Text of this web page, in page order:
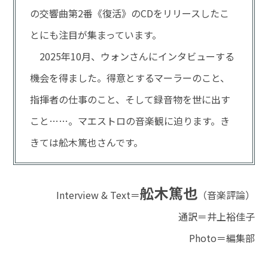
の交響曲第2番《復活》のCDをリリースしたこ
とにも注目が集まっています。
2025年10月、ウォンさんにインタビューする
機会を得ました。得意とするマーラーのこと、
指揮者の仕事のこと、そして録音物を世に出す
こと……。マエストロの音楽観に迫ります。き
きては舩木篤也さんです。
Interview & Text＝舩木篤也（音楽評論）
通訳＝井上裕佳子
Photo＝編集部